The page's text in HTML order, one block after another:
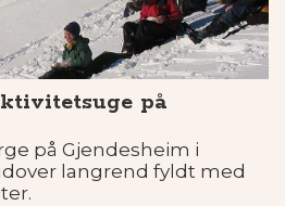
på
på Gjendesheim i
langrend fyldt med